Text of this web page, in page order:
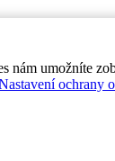
nám umožníte
ochrany